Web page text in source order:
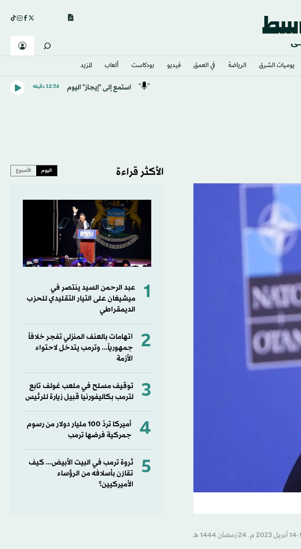
يوميات الشرق​ الرياضة في العمق فيديو بودكاست ألعاب المزيد
استمع إلى "إيجاز" اليوم 12:34 دقيقه
الأكثر قراءة اليوم الأسبوع
1
عبد الرحمن السيد ينتصر في
ميشيغان على التيار التقليدي للحزب
الديمقراطي
2
اتهامات بالعنف المنزلي تفجر خلافاً
جمهورياً... وترمب يتدخل لاحتواء
الأزمة
3
توقيف مسلح في ملعب غولف تابع
لترمب بكاليفورنيا قبيل زيارة للرئيس
4
أميركا تردّ 100 مليار دولار من رسوم
جمركية فرضها ترمب
5
ثروة ترمب في البيت الأبيض... كيف
تقارَن بأسلافه من الرؤساء
الأميركيين؟